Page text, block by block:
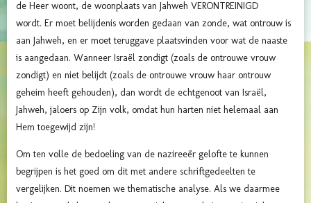
de Heer woont, de woonplaats van Jahweh VERONTREINIGD
wordt. Er moet belijdenis worden gedaan van zonde, wat ontrouw is
aan Jahweh, en er moet teruggave plaatsvinden voor wat de naaste
is aangedaan. Wanneer Israël zondigt (zoals de ontrouwe vrouw
zondigt) en niet belijdt (zoals de ontrouwe vrouw haar ontrouw
geheim heeft gehouden), dan wordt de echtgenoot van Israël,
Jahweh, jaloers op Zijn volk, omdat hun harten niet helemaal aan
Hem toegewijd zijn!
Om ten volle de bedoeling van de nazireeër gelofte te kunnen
begrijpen is het goed om dit met andere schriftgedeelten te
vergelijken. Dit noemen we thematische analyse. Als we daarmee